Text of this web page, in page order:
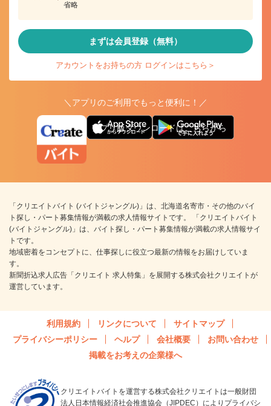
省略
まずは会員登録（無料）
アカウントをお持ちの方 ログインはこちら＞
＼アプリのご利用でもっと便利に！／
アプリ版ダウンロードはこちらから
「クリエイトバイト (バイトジャングル)」は、北海道名寄市・その他のバイ
ト探し・パート募集情報が満載の求人情報サイトです。 「クリエイトバイト
(バイトジャングル)」は、バイト探し・パート募集情報が満載の求人情報サイ
トです。
地域密着をコンセプトに、仕事探しに役立つ最新の情報をお届けしていま
す。
新聞折込求人広告「クリエイト 求人特集」を展開する株式会社クリエイトが
運営しています。
利用規約 リンクについて
サイトマップ
プライバシーポリシー
ヘルプ 会社概要
お問い合わせ
掲載をお考えの企業様へ
クリエイトバイトを運営する株式会社クリエイトは一般財団
法人日本情報経済社会推進協会（JIPDEC）によりプライバシ